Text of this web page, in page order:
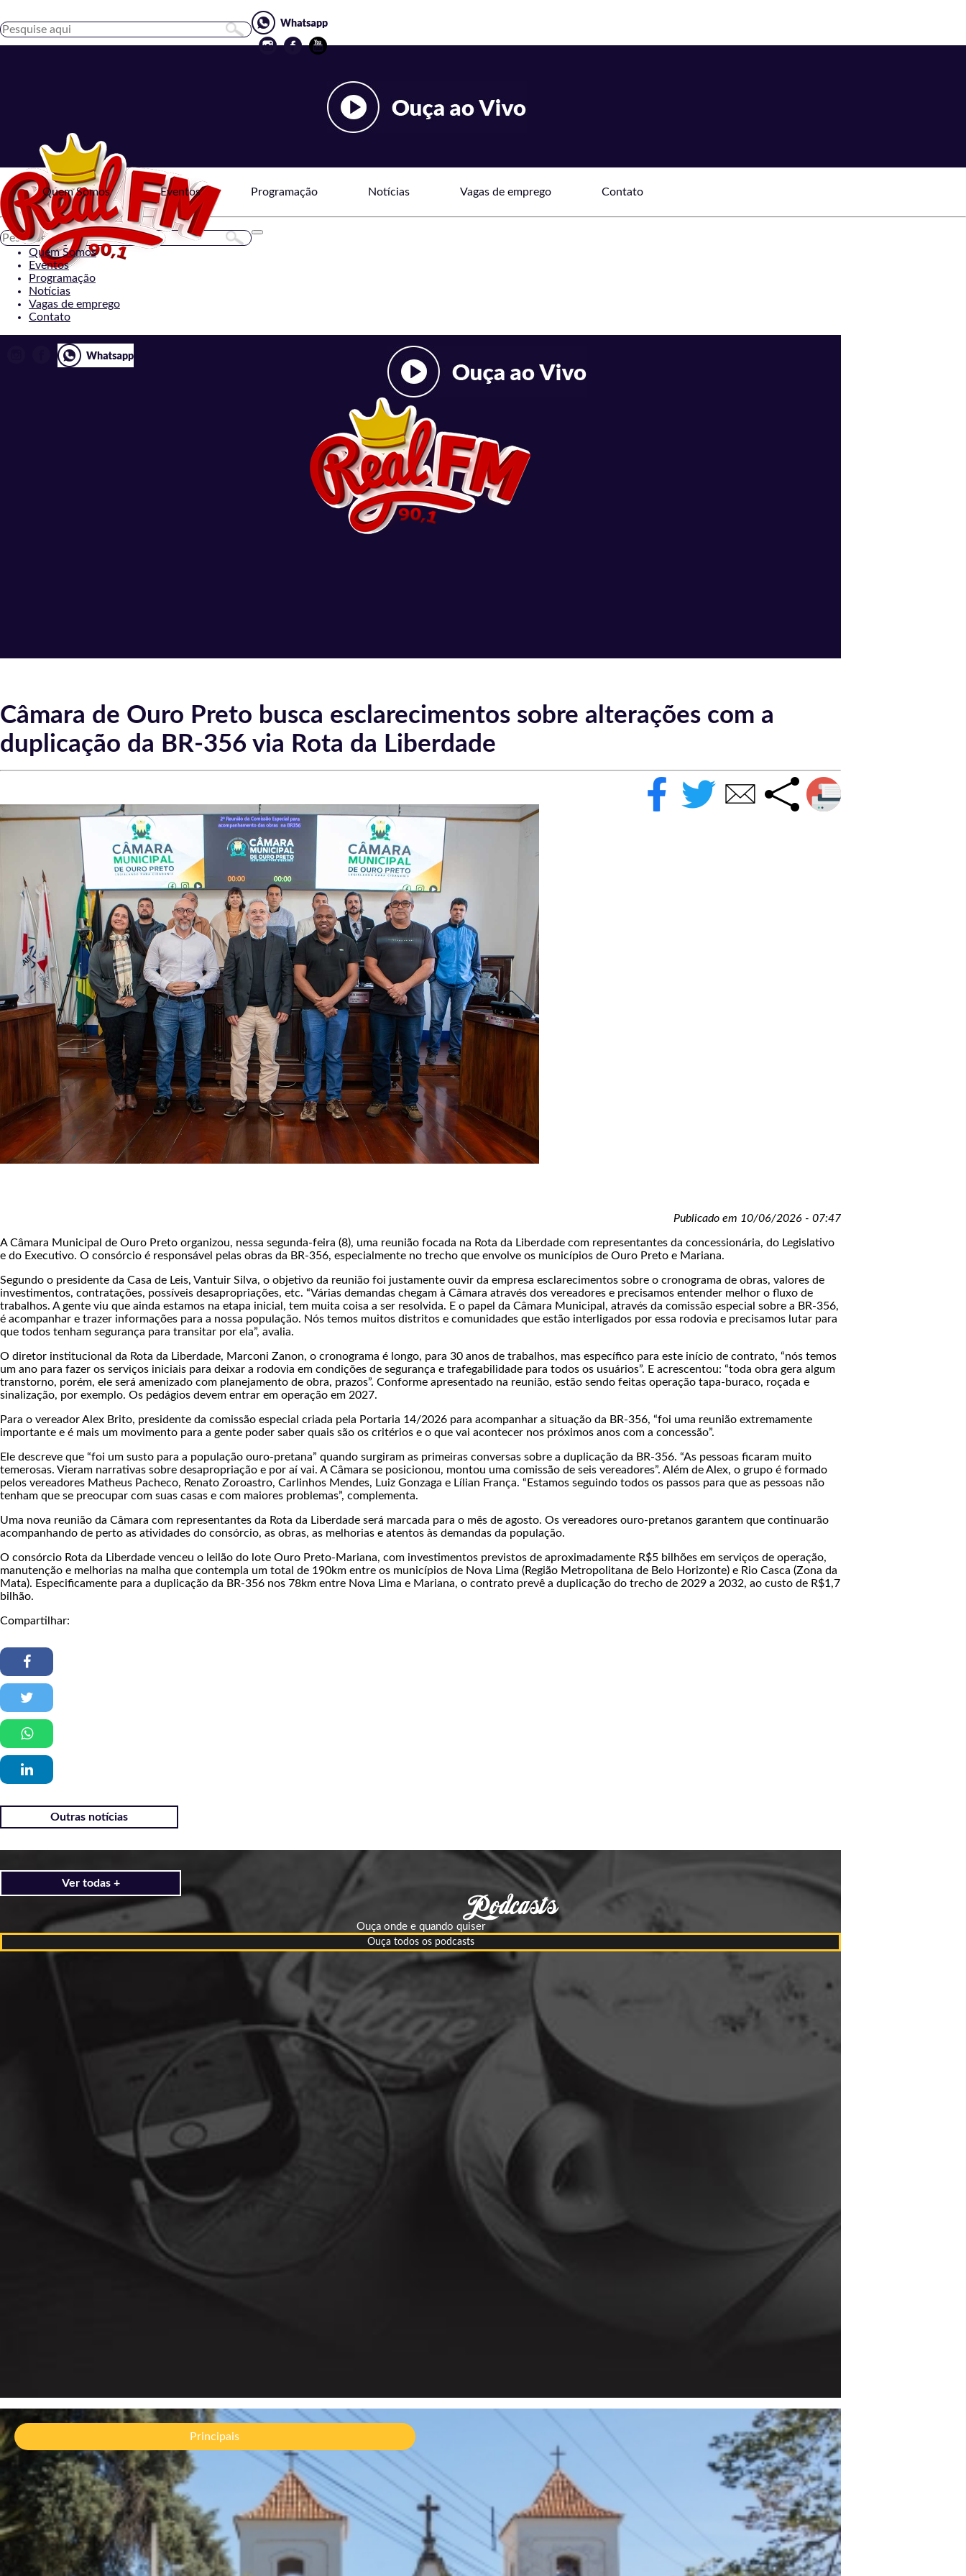
Quem Somos Eventos Programação Notícias Vagas de emprego Contato
Toggle
Quem Somos
Eventos
Programação
Notícias
Vagas de emprego
Contato
Câmara de Ouro Preto busca esclarecimentos sobre alterações com a
duplicação da BR-356 via Rota da Liberdade
Publicado em 10/06/2026 - 07:47
A Câmara Municipal de Ouro Preto organizou, nessa segunda-feira (8), uma reunião focada na Rota da Liberdade com representantes da concessionária, do Legislativo
e do Executivo. O consórcio é responsável pelas obras da BR-356, especialmente no trecho que envolve os municípios de Ouro Preto e Mariana.
Segundo o presidente da Casa de Leis, Vantuir Silva, o objetivo da reunião foi justamente ouvir da empresa esclarecimentos sobre o cronograma de obras, valores de
investimentos, contratações, possíveis desapropriações, etc. “Várias demandas chegam à Câmara através dos vereadores e precisamos entender melhor o fluxo de
trabalhos. A gente viu que ainda estamos na etapa inicial, tem muita coisa a ser resolvida. E o papel da Câmara Municipal, através da comissão especial sobre a BR-356,
é acompanhar e trazer informações para a nossa população. Nós temos muitos distritos e comunidades que estão interligados por essa rodovia e precisamos lutar para
que todos tenham segurança para transitar por ela”, avalia.
O diretor institucional da Rota da Liberdade, Marconi Zanon, o cronograma é longo, para 30 anos de trabalhos, mas específico para este início de contrato, “nós temos
um ano para fazer os serviços iniciais para deixar a rodovia em condições de segurança e trafegabilidade para todos os usuários”. E acrescentou: “toda obra gera algum
transtorno, porém, ele será amenizado com planejamento de obra, prazos”. Conforme apresentado na reunião, estão sendo feitas operação tapa-buraco, roçada e
sinalização, por exemplo. Os pedágios devem entrar em operação em 2027.
Para o vereador Alex Brito, presidente da comissão especial criada pela Portaria 14/2026 para acompanhar a situação da BR-356, “foi uma reunião extremamente
importante e é mais um movimento para a gente poder saber quais são os critérios e o que vai acontecer nos próximos anos com a concessão”.
Ele descreve que “foi um susto para a população ouro-pretana” quando surgiram as primeiras conversas sobre a duplicação da BR-356. “As pessoas ficaram muito
temerosas. Vieram narrativas sobre desapropriação e por aí vai. A Câmara se posicionou, montou uma comissão de seis vereadores”. Além de Alex, o grupo é formado
pelos vereadores Matheus Pacheco, Renato Zoroastro, Carlinhos Mendes, Luiz Gonzaga e Lílian França. “Estamos seguindo todos os passos para que as pessoas não
tenham que se preocupar com suas casas e com maiores problemas”, complementa.
Uma nova reunião da Câmara com representantes da Rota da Liberdade será marcada para o mês de agosto. Os vereadores ouro-pretanos garantem que continuarão
acompanhando de perto as atividades do consórcio, as obras, as melhorias e atentos às demandas da população.
O consórcio Rota da Liberdade venceu o leilão do lote Ouro Preto-Mariana, com investimentos previstos de aproximadamente R$5 bilhões em serviços de operação,
manutenção e melhorias na malha que contempla um total de 190km entre os municípios de Nova Lima (Região Metropolitana de Belo Horizonte) e Rio Casca (Zona da
Mata). Especificamente para a duplicação da BR-356 nos 78km entre Nova Lima e Mariana, o contrato prevê a duplicação do trecho de 2029 a 2032, ao custo de R$1,7
bilhão.
Compartilhar:
Outras notícias
Ver todas +
Ouça onde e quando quiser
Ouça todos os podcasts
Principais
Festival Uaimií reúne Fernanda Takai, Inconfidentes
Jazz Orquestra e grandes nomes da música
brasileira em Acuruí, distrito de Itabirito
06/08/2026